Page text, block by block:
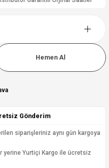
Hemen Al
Gönderim
siparişleriniz aynı gün kargoya
yerine Yurtiçi Kargo ile ücretsiz